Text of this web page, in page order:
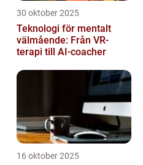
30 oktober 2025
Teknologi för mentalt
välmående: Från VR-
terapi till AI-coacher
16 oktober 2025